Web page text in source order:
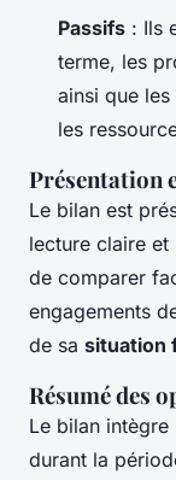
Passifs : Ils
terme, les
ainsi que
les
Présentation
Le bilan est
lecture claire
de comparer
engagements
de sa situation
Résumé des
Le bilan intègre
durant la